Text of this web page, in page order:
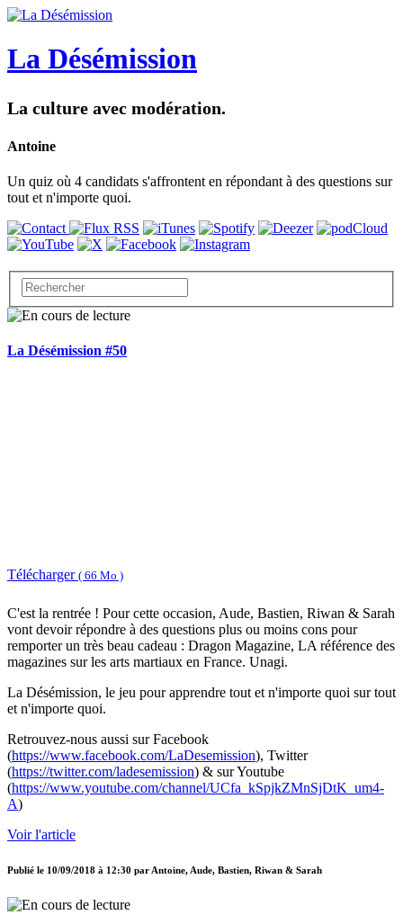
La Désémission
La culture avec modération.
Antoine
Un quiz où 4 candidats s'affrontent en répondant à des questions sur
tout et n'importe quoi.
La Désémission #50
Télécharger ( 66 Mo )
C'est la rentrée ! Pour cette occasion, Aude, Bastien, Riwan & Sarah
vont devoir répondre à des questions plus ou moins cons pour
remporter un très beau cadeau : Dragon Magazine, LA référence des
magazines sur les arts martiaux en France. Unagi.
La Désémission, le jeu pour apprendre tout et n'importe quoi sur tout
et n'importe quoi.
Retrouvez-nous aussi sur Facebook
(https://www.facebook.com/LaDesemission), Twitter
(https://twitter.com/ladesemission) & sur Youtube
(https://www.youtube.com/channel/UCfa_kSpjkZMnSjDtK_um4-
A)
Voir l'article
Publié le 10/09/2018 à 12:30 par Antoine, Aude, Bastien, Riwan & Sarah